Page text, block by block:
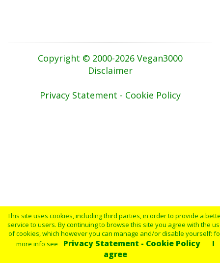
Copyright © 2000-2026 Vegan3000
Disclaimer
Privacy Statement - Cookie Policy
This site uses cookies, including third parties, in order to provide a
service to users. By continuing to browse this site you agree with the
of cookies, which however you can manage and/or disable yourself:
more info see
Privacy Statement - Cookie Policy
I
agree